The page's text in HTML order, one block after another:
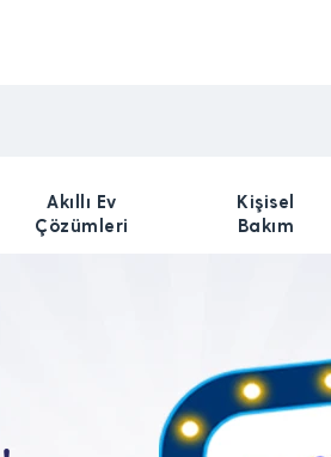
Akıllı Ev
Çözümleri
Kişisel
Bakım